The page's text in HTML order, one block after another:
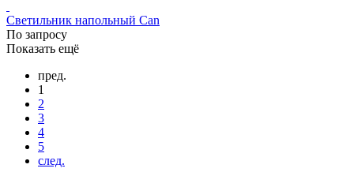
Светильник напольный Can
По запросу
Показать ещё
пред.
1
2
3
4
5
след.